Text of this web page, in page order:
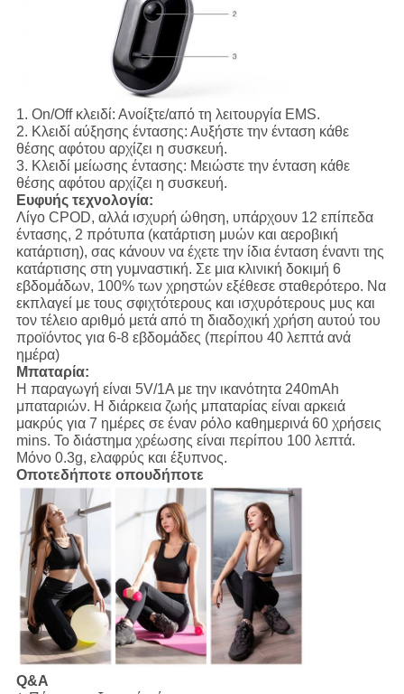
1. On/Off κλειδί: Ανοίξτε/από τη λειτουργία EMS.
2. Κλειδί αύξησης έντασης: Αυξήστε την ένταση κάθε
θέσης αφότου αρχίζει η συσκευή.
3. Κλειδί μείωσης έντασης: Μειώστε την ένταση κάθε
θέσης αφότου αρχίζει η συσκευή.
Ευφυής τεχνολογία:
Λίγο CPOD, αλλά ισχυρή ώθηση, υπάρχουν 12 επίπεδα
έντασης, 2 πρότυπα (κατάρτιση μυών και αεροβική
κατάρτιση), σας κάνουν να έχετε την ίδια ένταση έναντι της
κατάρτισης στη γυμναστική. Σε μια κλινική δοκιμή 6
εβδομάδων, 100% των χρηστών εξέθεσε σταθερότερο. Να
εκπλαγεί με τους σφιχτότερους και ισχυρότερους μυς και
τον τέλειο αριθμό μετά από τη διαδοχική χρήση αυτού του
προϊόντος για 6-8 εβδομάδες (περίπου 40 λεπτά ανά
ημέρα)
Μπαταρία:
Η παραγωγή είναι 5V/1A με την ικανότητα 240mAh
μπαταριών. Η διάρκεια ζωής μπαταρίας είναι αρκειά
μακρύς για 7 ημέρες σε έναν ρόλο καθημερινά 60 χρήσεις
mins. Το διάστημα χρέωσης είναι περίπου 100 λεπτά.
Μόνο 0.3g, ελαφρύς και έξυπνος.
Οποτεδήποτε οπουδήποτε
Q&A